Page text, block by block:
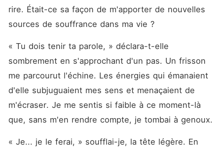
rire. Était-ce sa façon de m'apporter de nouvelles
sources de souffrance dans ma vie ?
« Tu dois tenir ta parole, » déclara-t-elle
sombrement en s'approchant d'un pas. Un frisson
me parcourut l'échine. Les énergies qui émanaient
d'elle subjuguaient mes sens et menaçaient de
m'écraser. Je me sentis si faible à ce moment-là
que, sans m'en rendre compte, je tombai à genoux.
« Je... je le ferai, » soufflai-je, la tête légère. En